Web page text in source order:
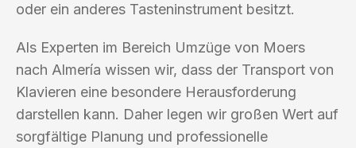
oder ein anderes Tasteninstrument besitzt.
Als Experten im Bereich Umzüge von Moers
nach Almería wissen wir, dass der Transport von
Klavieren eine besondere Herausforderung
darstellen kann. Daher legen wir großen Wert auf
sorgfältige Planung und professionelle